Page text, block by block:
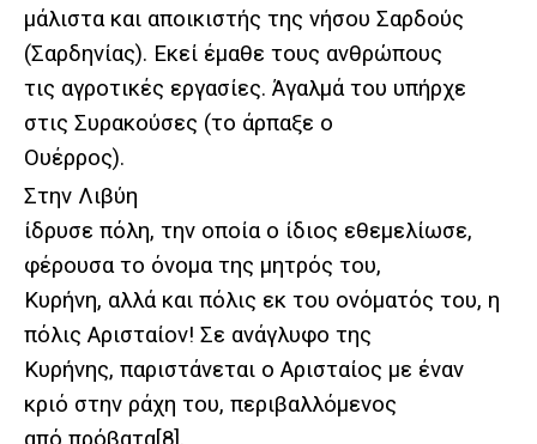
μάλιστα και αποικιστής της νήσου Σαρδούς
(Σαρδηνίας). Εκεί έμαθε τους ανθρώπους
τις αγροτικές εργασίες. Άγαλμά του υπήρχε
στις Συρακούσες (το άρπαξε ο
Ουέρρος).
Στην Λιβύη
ίδρυσε πόλη, την οποία ο ίδιος εθεμελίωσε,
φέρουσα το όνομα της μητρός του,
Κυρήνη, αλλά και πόλις εκ του ονόματός του, η
πόλις Αρισταίον! Σε ανάγλυφο της
Κυρήνης, παριστάνεται ο Αρισταίος με έναν
κριό στην ράχη του, περιβαλλόμενος